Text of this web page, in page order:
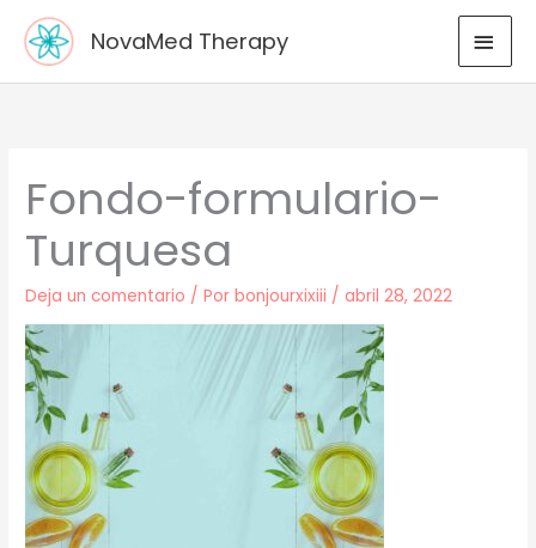
contenido
NovaMed Therapy
Fondo-formulario-
Turquesa
Deja un comentario / Porbonjourxixiii / abril 28, 2022